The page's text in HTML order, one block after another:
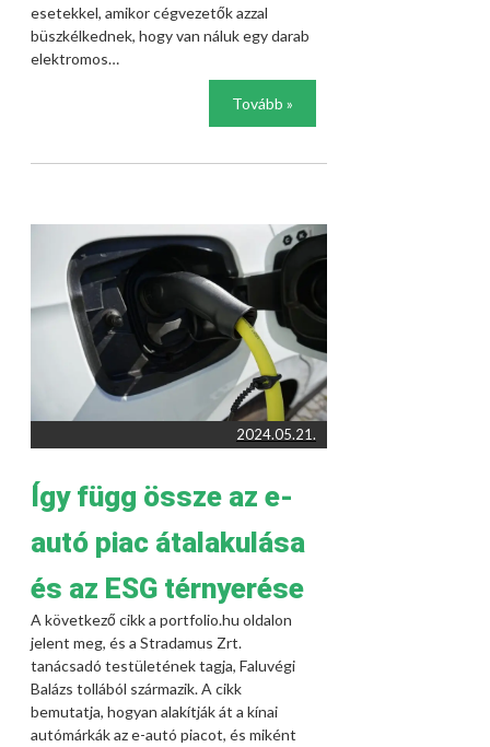
esetekkel, amikor cégvezetők azzal
büszkélkednek, hogy van náluk egy darab
elektromos…
Tovább »
2024.05.21.
Így függ össze az e-
autó piac átalakulása
és az ESG térnyerése
A következő cikk a portfolio.hu oldalon
jelent meg, és a Stradamus Zrt.
tanácsadó testületének tagja, Faluvégi
Balázs tollából származik. A cikk
bemutatja, hogyan alakítják át a kínai
autómárkák az e-autó piacot, és miként